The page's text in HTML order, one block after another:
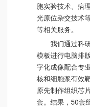
胞实验技术、病
光原位杂交技术
等相关服务。
我们通过科
模板进行电脑排
字化成像配合专
核和细胞浆有效
原先制作组织芯
套。结果，50套